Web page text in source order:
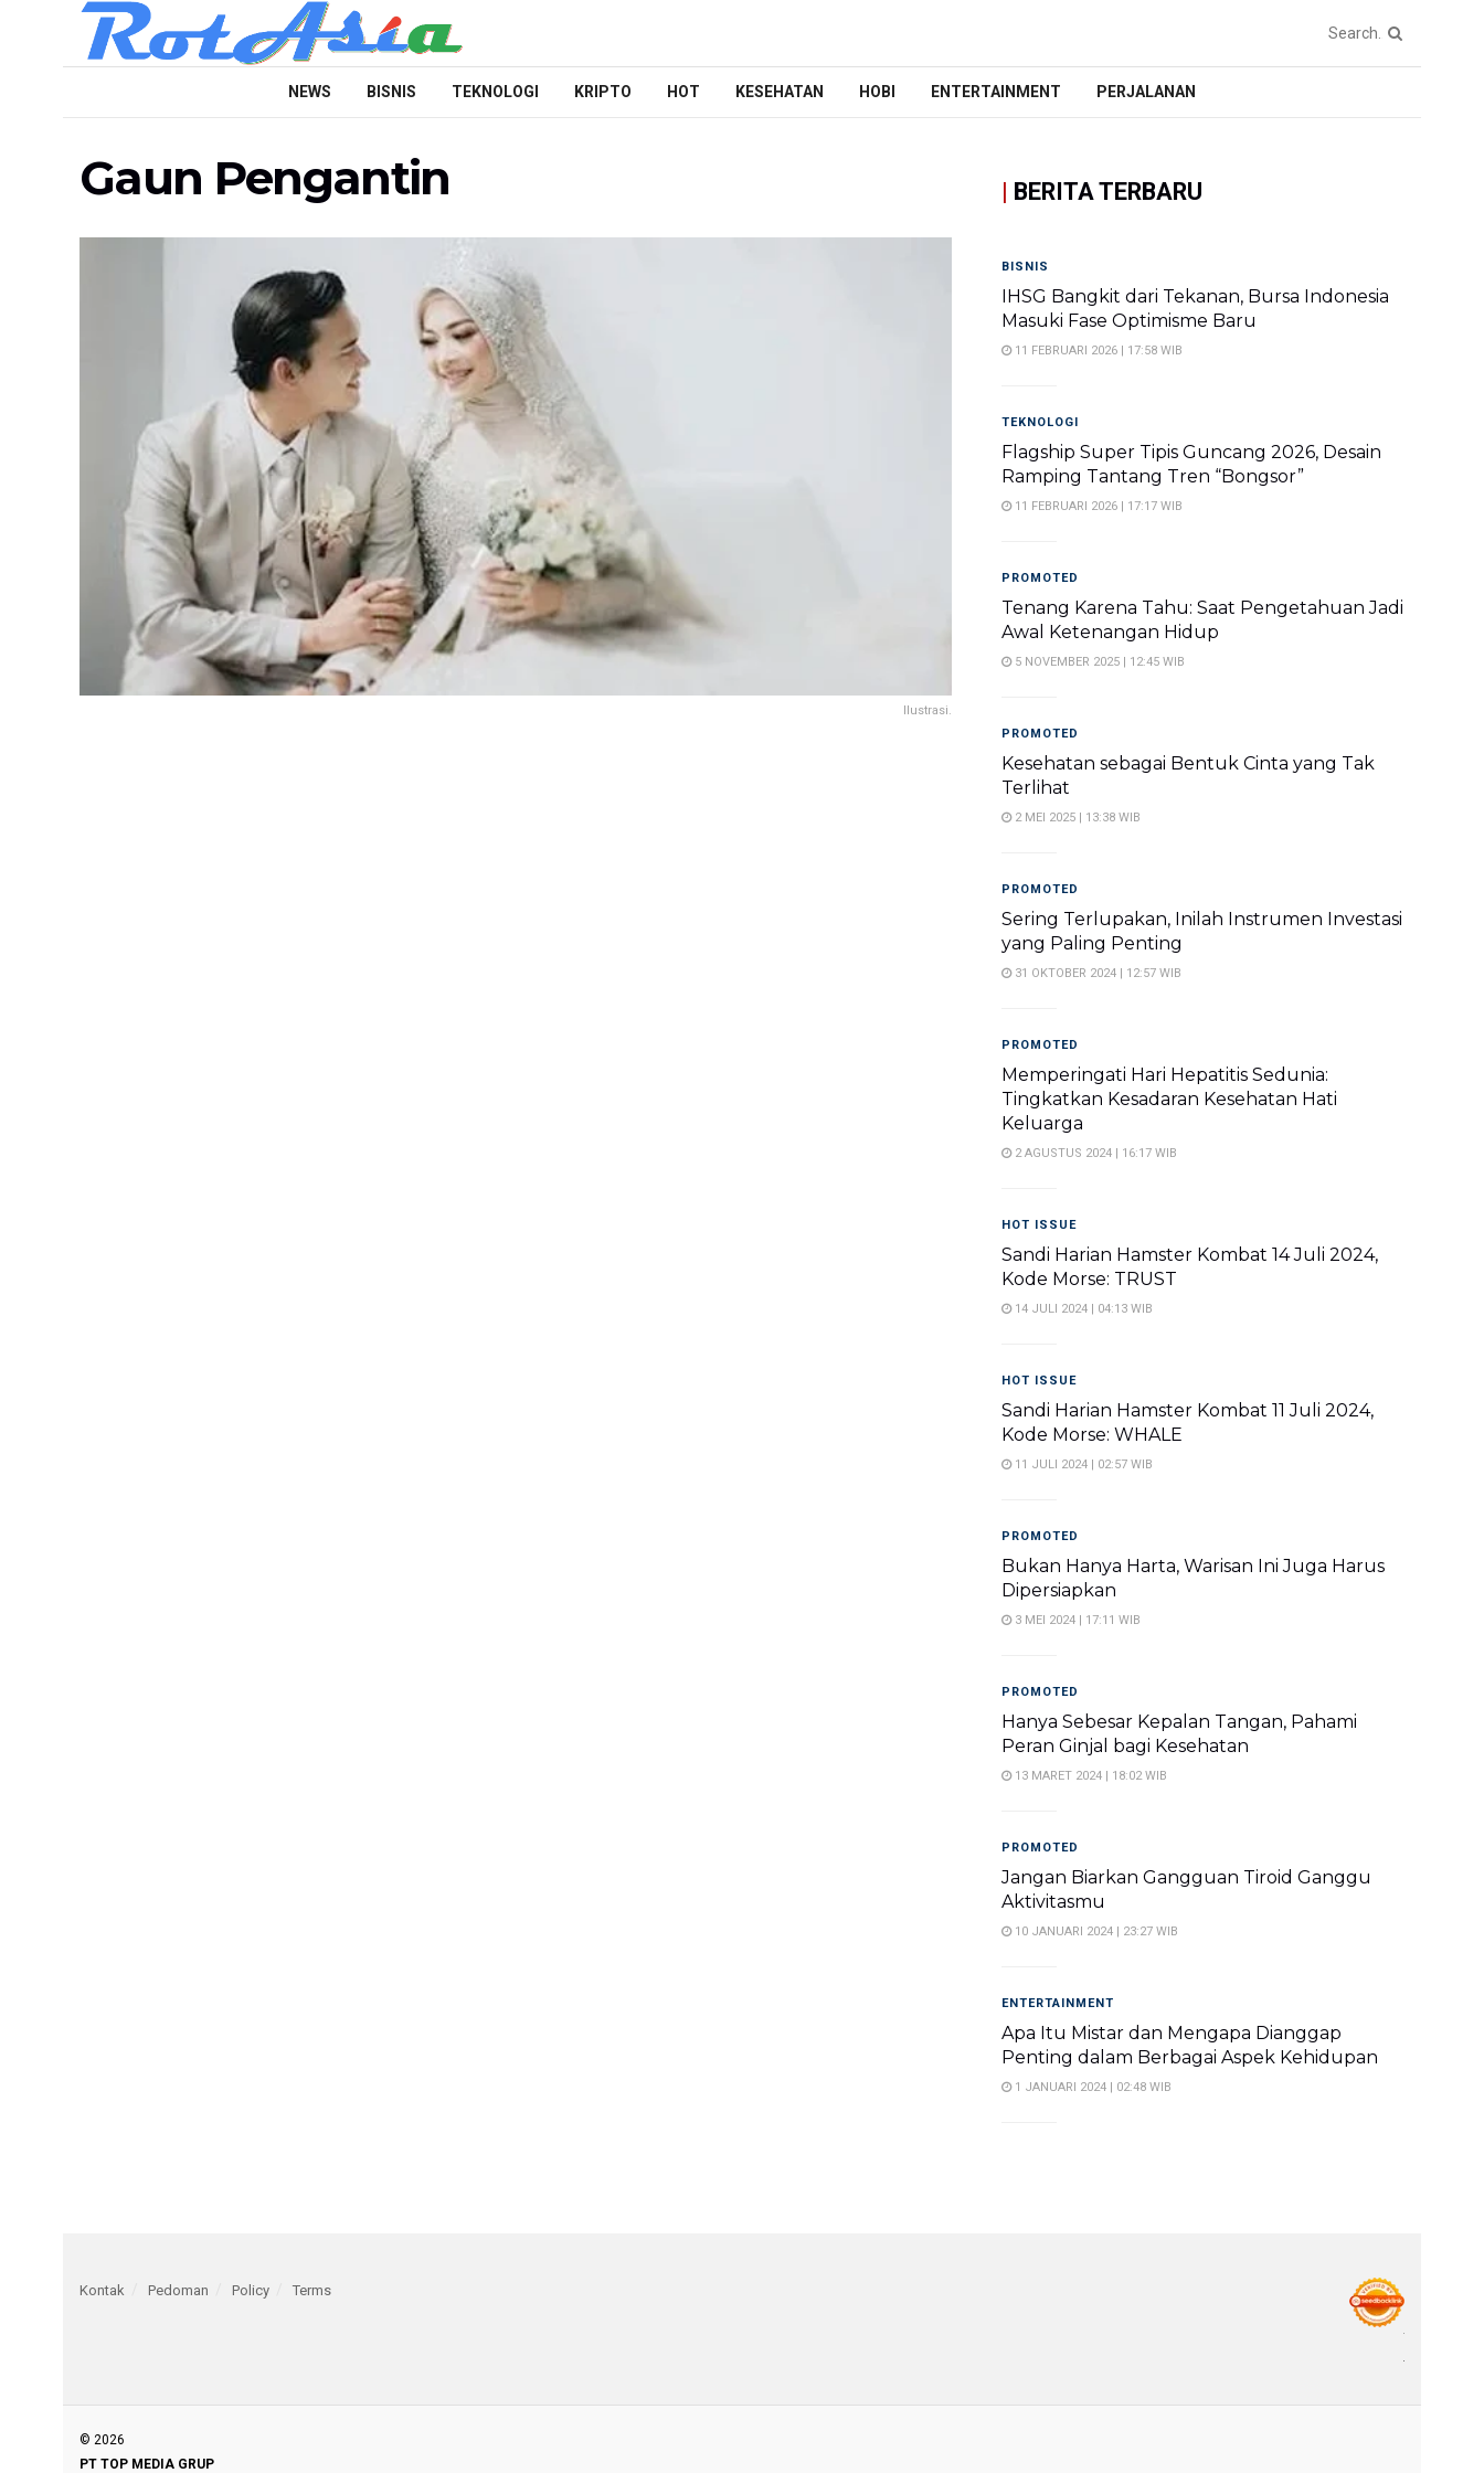
NEWS BISNIS TEKNOLOGI KRIPTO HOT KESEHATAN HOBI ENTERTAINMENT PERJALANAN
Gaun Pengantin
Ilustrasi.
| BERITA TERBARU
BISNIS
IHSG Bangkit dari Tekanan, Bursa Indonesia
Masuki Fase Optimisme Baru
11 FEBRUARI 2026 | 17:58 WIB
TEKNOLOGI
Flagship Super Tipis Guncang 2026, Desain
Ramping Tantang Tren “Bongsor”
11 FEBRUARI 2026 | 17:17 WIB
PROMOTED
Tenang Karena Tahu: Saat Pengetahuan Jadi
Awal Ketenangan Hidup
5 NOVEMBER 2025 | 12:45 WIB
PROMOTED
Kesehatan sebagai Bentuk Cinta yang Tak
Terlihat
2 MEI 2025 | 13:38 WIB
PROMOTED
Sering Terlupakan, Inilah Instrumen Investasi
yang Paling Penting
31 OKTOBER 2024 | 12:57 WIB
PROMOTED
Memperingati Hari Hepatitis Sedunia:
Tingkatkan Kesadaran Kesehatan Hati
Keluarga
2 AGUSTUS 2024 | 16:17 WIB
HOT ISSUE
Sandi Harian Hamster Kombat 14 Juli 2024,
Kode Morse: TRUST
14 JULI 2024 | 04:13 WIB
HOT ISSUE
Sandi Harian Hamster Kombat 11 Juli 2024,
Kode Morse: WHALE
11 JULI 2024 | 02:57 WIB
PROMOTED
Bukan Hanya Harta, Warisan Ini Juga Harus
Dipersiapkan
3 MEI 2024 | 17:11 WIB
PROMOTED
Hanya Sebesar Kepalan Tangan, Pahami
Peran Ginjal bagi Kesehatan
13 MARET 2024 | 18:02 WIB
PROMOTED
Jangan Biarkan Gangguan Tiroid Ganggu
Aktivitasmu
10 JANUARI 2024 | 23:27 WIB
ENTERTAINMENT
Apa Itu Mistar dan Mengapa Dianggap
Penting dalam Berbagai Aspek Kehidupan
1 JANUARI 2024 | 02:48 WIB
Kontak Pedoman Policy Terms
© 2026
PT TOP MEDIA GRUP